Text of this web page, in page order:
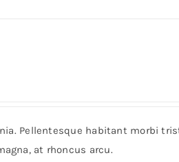
Pellentesque habitant morbi
at rhoncus arcu.